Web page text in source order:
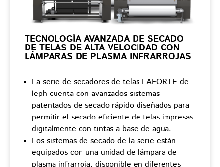
TECNOLOGÍA AVANZADA DE SECADO
DE TELAS DE ALTA VELOCIDAD CON
LÁMPARAS DE PLASMA INFRARROJAS
La serie de secadores de telas LAFORTE de
leph cuenta con avanzados sistemas
patentados de secado rápido diseñados para
permitir el secado eficiente de telas impresas
digitalmente con tintas a base de agua.
Los sistemas de secado de la serie están
equipados con una unidad de lámpara de
plasma infrarroja, disponible en diferentes